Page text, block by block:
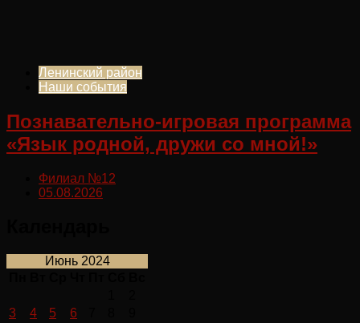
Ленинский район
Наши события
Познавательно-игровая программа
«Язык родной, дружи со мной!»
Филиал №12
05.08.2026
Июнь 2024
3
4 5 6